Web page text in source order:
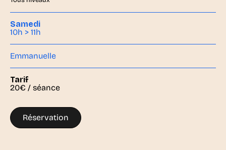
Samedi
10h > 11h
Emmanuelle
Tarif
20€ / séance
Réservation